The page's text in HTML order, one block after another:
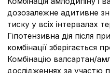
дозозалежне адитивне
тиску у всіх інтервалах
Гіпотензивна дія після
комбінації зберігається
Комбінацію валсартан/
дослідженнях за участю